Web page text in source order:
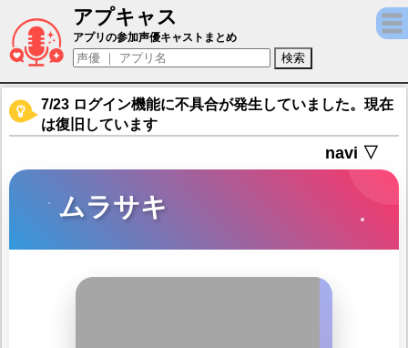
アプキャス
ムラサキ（声優：朝日奈丸佳)【刻のイシュ
アプリの参加声優キャストまとめ
7/23 ログイン機能に不具合が発生していました。現在
は復旧しています
navi ▽
ムラサキ